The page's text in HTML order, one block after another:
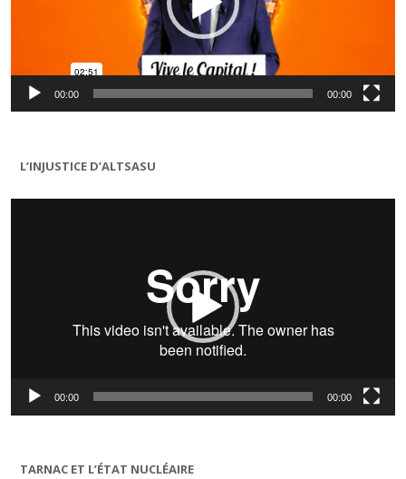
00:00 00:00
L’INJUSTICE D’ALTSASU
Lecteur
00:00 00:00
TARNAC ET L’ÉTAT NUCLÉAIRE